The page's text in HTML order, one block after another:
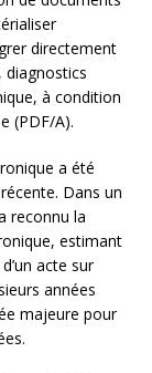
directement
diagnostics
à condition
(PDF/A).
a été
Dans un
reconnu la
estimant
acte sur
années
majeure pour